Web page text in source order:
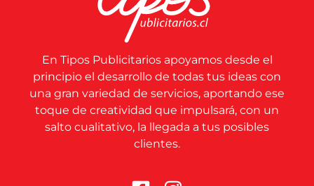
En Tipos Publicitarios apoyamos desde el
principio el desarrollo de todas tus ideas con
una gran variedad de servicios, aportando ese
toque de creatividad que impulsará, con un
salto cualitativo, la llegada a tus posibles
clientes.